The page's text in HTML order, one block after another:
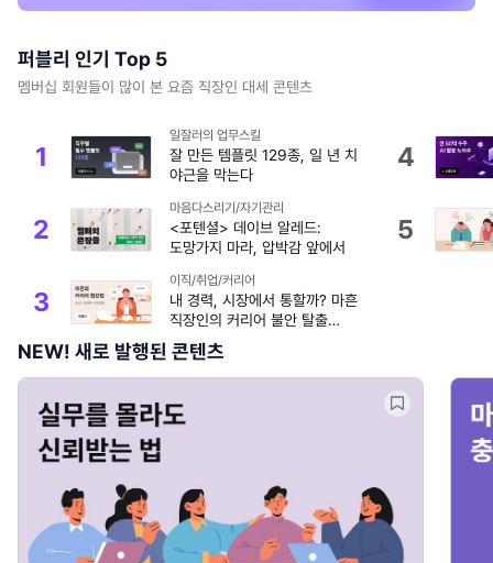
퍼블리 인기 Top 5
멤버십 회원들이 많이 본 요즘 직장인 대세 콘텐츠
1
일잘러의 업무스킬
잘 만든 템플릿 129종, 일 년 치
야근을 막는다
2
마음다스리기/자기관리
<포텐셜> 데이브 알레드:
도망가지 마라, 압박감 앞에서
3
이직/취업/커리어
내 경력, 시장에서 통할까? 마흔
직장인의 커리어 불안 탈출
가이드 (템플릿 제공)
4
5
NEW! 새로 발행된 콘텐츠